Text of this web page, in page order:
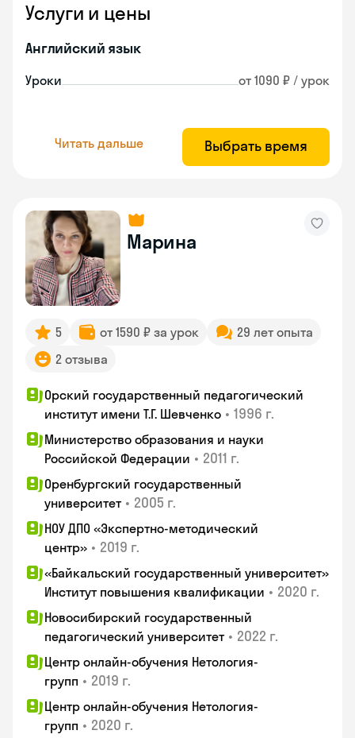
Услуги и цены
Английский язык
Уроки от 1090 ₽ / урок
Читать дальше Выбрать время
Марина
5 от 1590 ₽ за урок
29 лет опыта
2 отзыва
Орский государственный педагогический
институт имени Т.Г. Шевченко • 1996 г.
Министерство образования и науки
Российской Федерации • 2011 г.
Оренбургский государственный
университет • 2005 г.
НОУ ДПО «Экспертно-методический
центр» • 2019 г.
«Байкальский государственный университет»
Институт повышения квалификации • 2020 г.
Новосибирский государственный
педагогический университет • 2022 г.
Центр онлайн-обучения Нетология-
групп • 2019 г.
Центр онлайн-обучения Нетология-
групп • 2020 г.